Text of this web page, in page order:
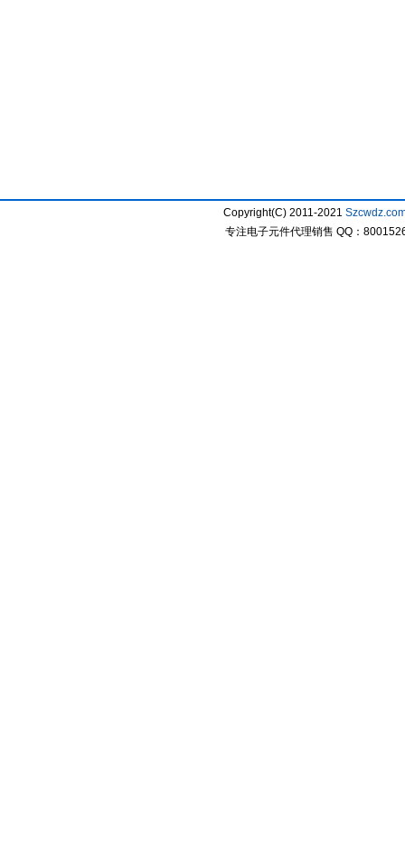
Copyright(C) 2011-2021
专注电子元件代理销售 QQ：